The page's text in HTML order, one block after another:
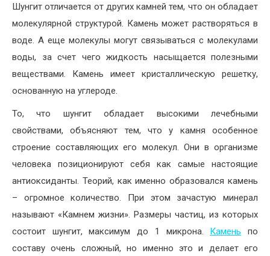
Шунгит отличается от других камней тем, что он обладает
молекулярной структурой. Камень может растворяться в
воде. А еще молекулы могут связываться с молекулами
воды, за счет чего жидкость насыщается полезными
веществами. Камень имеет кристаллическую решетку,
основанную на углероде.
То, что шунгит обладает высокими лечебными
свойствами, объясняют тем, что у камня особенное
строение составляющих его молекул. Они в организме
человека позиционируют себя как самые настоящие
антиоксиданты. Теорий, как именно образовался камень
– огромное количество. При этом зачастую минерал
называют «Камнем жизни». Размеры частиц, из которых
состоит шунгит, максимум до 1 микрона. Камень по
составу очень сложный, но именно это и делает его